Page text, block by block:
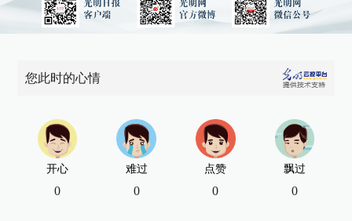
您此时的心情
开心
0
难过
0
点赞
0
飘过
0